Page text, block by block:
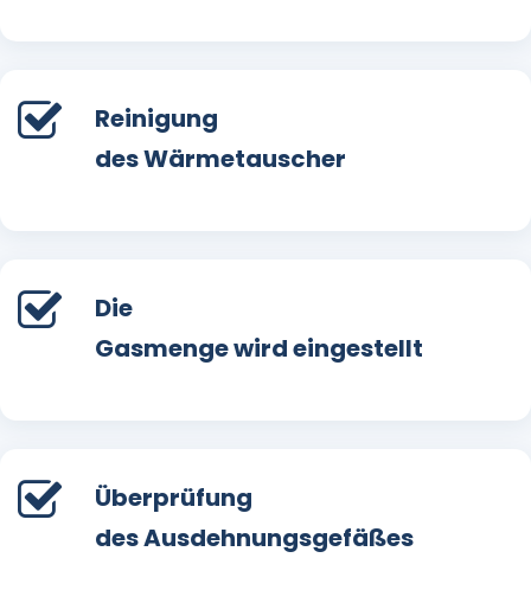
Reinigung
des Wärmetauscher
Die
Gasmenge wird eingestellt
Überprüfung
des Ausdehnungsgefäßes